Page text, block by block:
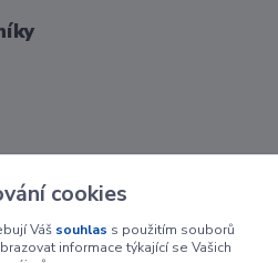
cookies
Váš souhlas s použitím souborů
informace týkající se Vašich